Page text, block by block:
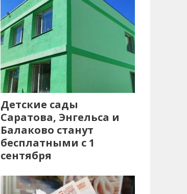
Детские сады
Саратова, Энгельса и
Балаково станут
бесплатными с 1
сентября